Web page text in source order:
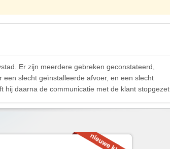
Er zijn meerdere gebreken geconstateerd,
slecht geïnstalleerde afvoer, en een slecht
daarna de communicatie met de klant stopgezet.